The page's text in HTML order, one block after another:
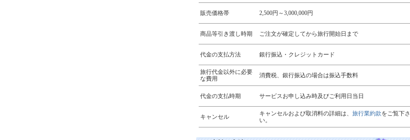
販売価格帯 2,500円～3,000,000円
商品等引き渡し時期 ご注文が確定してから旅行開始日まで
代金の支払方法 銀行振込・クレジットカード
旅行代金以外に必要
な費用
消費税、銀行振込の場合は振込手数料
代金の支払時期 サービスお申し込み時及びご利用日当日
キャンセル キャンセルおよび取消料の詳細は、 旅行業約款をご覧下さ
い。